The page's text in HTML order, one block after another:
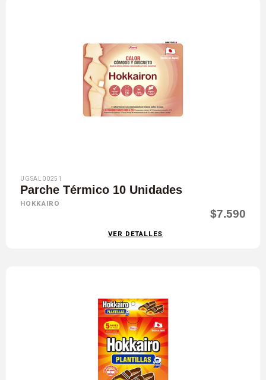
UGSAL00251
Parche Térmico 10 Unidades
HOKKAIRO
$7.590
VER DETALLES